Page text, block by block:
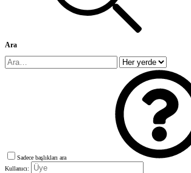
Ara
Sadece başlıkları ara
Kullanıcı: